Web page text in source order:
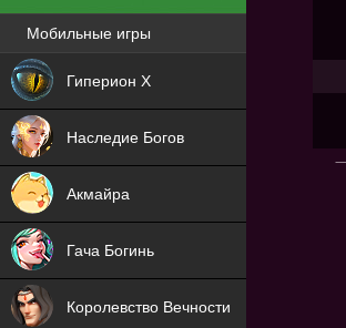
Мобильные игры
Гиперион Х
Наследие Богов
NEW
Акмайра
NEW
Гача Богинь
NEW
Королевство Вечности
NEW